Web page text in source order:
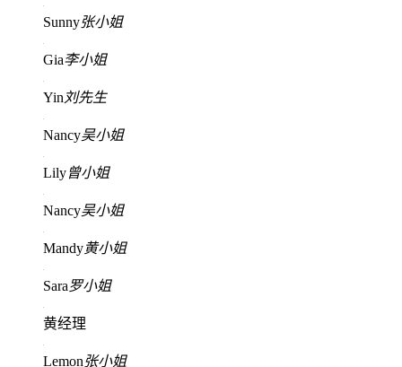
Sunny张小姐
Gia李小姐
Yin 刘先生
Nancy吴小姐
Lily曾小姐
Nancy吴小姐
Mandy黄小姐
Sara罗小姐
黄经理
Lemon张小姐